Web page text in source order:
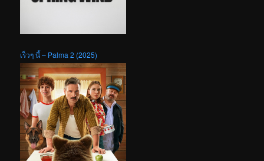
เร็วๆ นี้ – Palma 2 (2025)